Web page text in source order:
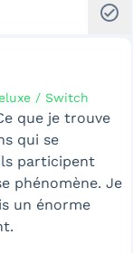
check_circle
/ Switch
que je trouve
qui se
participent
phénomène. Je
un énorme